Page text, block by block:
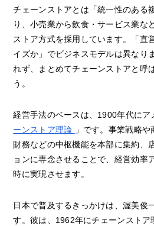
チェーンストアとは「統一性のある
り、小売業から飲食・サービス業な
ストア方式を採用しています。「直
イズか」でビジネスモデルは異なり
れず、まとめてチェーンストアと呼
う。
経営手法のベースは、1900年代に
ーンストア理論
」です。事業戦略
財務などの中枢機能を本部に集約、
ョンに専念させることで、経営効率
時に実現させます。
日本で普及するきっかけは、渥美俊
す。彼は、1962年にチェーンストア